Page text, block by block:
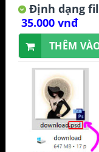
Định dạng
35.000 vnđ
THÊM